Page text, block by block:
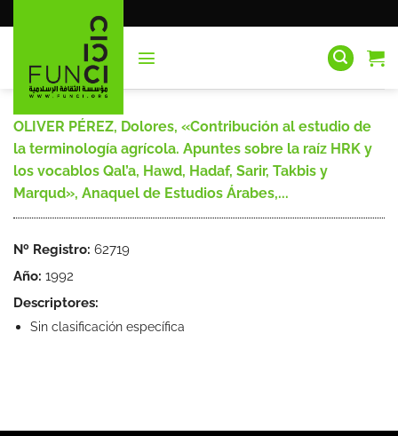
al
OLIVER PÉREZ, Dolores, «Contribución al estudio de
la terminología agrícola. Apuntes sobre la raíz HRK y
los vocablos Qal’a, Hawd, Hadaf, Sarir, Takbis y
Marqud», Anaquel de Estudios Árabes,...
Nº Registro: 62719
Año: 1992
Descriptores:
Sin clasificación específica